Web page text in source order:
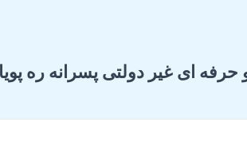
حرفه ای غیر دولتی پسرانه ره